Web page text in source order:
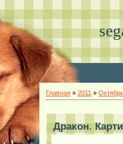
Главная » 2011 »
Дракон.